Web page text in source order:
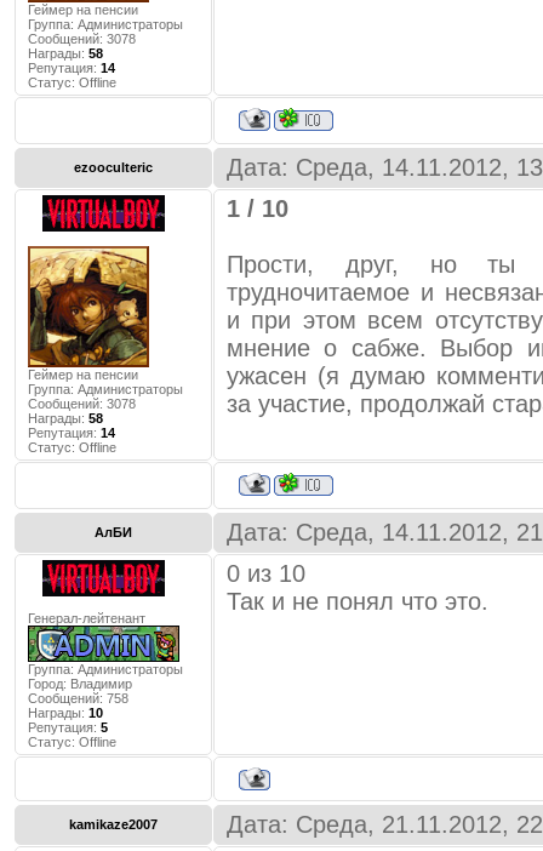
Геймер на пенсии
Группа: Администраторы
Сообщений: 3078
Награды: 58
Репутация: 14
Статус: Offline
ezooculteric Дата: Среда, 14.11.2012,
Геймер на пенсии
Группа: Администраторы
Сообщений: 3078
Награды: 58
Репутация: 14
Статус: Offline
1 / 10
Прости, друг, но ты
трудночитаемое и
и при этом всем
мнение о сабже. Выбор
ужасен (я думаю
за участие, продолжай
АлБИ Дата: Среда, 14.11.2012,
Генерал-лейтенант
Группа: Администраторы
Город: Владимир
Сообщений: 758
Награды: 10
Репутация: 5
Статус: Offline
0 из 10
Так и не понял что это.
kamikaze2007 Дата: Среда, 21.11.2012,